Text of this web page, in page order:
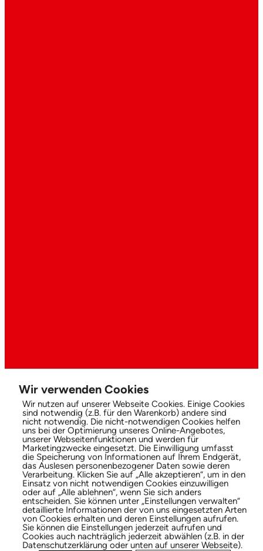
Wir verwenden Cookies
Wir nutzen auf unserer Webseite Cookies. Einige Cookies
sind notwendig (z.B. für den Warenkorb) andere sind
nicht notwendig. Die nicht-notwendigen Cookies helfen
uns bei der Optimierung unseres Online-Angebotes,
unserer Webseitenfunktionen und werden für
Marketingzwecke eingesetzt. Die Einwilligung umfasst
die Speicherung von Informationen auf Ihrem Endgerät,
das Auslesen personenbezogener Daten sowie deren
Verarbeitung. Klicken Sie auf „Alle akzeptieren“, um in den
Einsatz von nicht notwendigen Cookies einzuwilligen
oder auf „Alle ablehnen“, wenn Sie sich anders
entscheiden. Sie können unter „Einstellungen verwalten“
detaillierte Informationen der von uns eingesetzten Arten
von Cookies erhalten und deren Einstellungen aufrufen.
Sie können die Einstellungen jederzeit aufrufen und
Cookies auch nachträglich jederzeit abwählen (z.B. in der
Datenschutzerklärung oder unten auf unserer Webseite).